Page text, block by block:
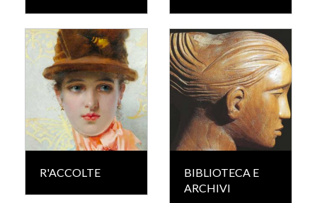
R'ACCOLTE
BIBLIOTECA E
ARCHIVI